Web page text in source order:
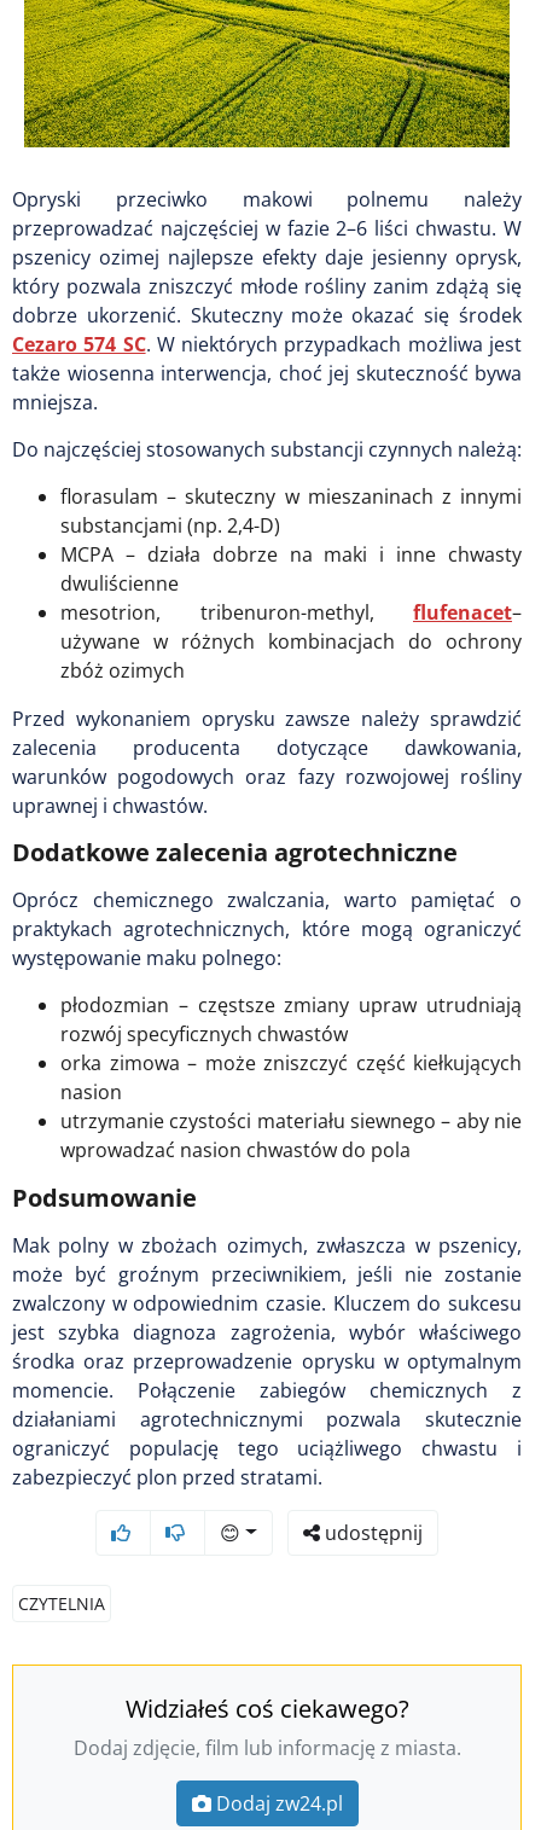
Opryski przeciwko makowi polnemu należy
przeprowadzać najczęściej w fazie 2–6 liści chwastu. W
pszenicy ozimej najlepsze efekty daje jesienny oprysk,
który pozwala zniszczyć młode rośliny zanim zdążą się
dobrze ukorzenić. Skuteczny może okazać się środek
Cezaro 574 SC. W niektórych przypadkach możliwa jest
także wiosenna interwencja, choć jej skuteczność bywa
mniejsza.
Do najczęściej stosowanych substancji czynnych należą:
florasulam – skuteczny w mieszaninach z innymi
substancjami (np. 2,4-D)
MCPA – działa dobrze na maki i inne chwasty
dwuliścienne
mesotrion, tribenuron-methyl, flufenacet–
używane w różnych kombinacjach do ochrony
zbóż ozimych
Przed wykonaniem oprysku zawsze należy sprawdzić
zalecenia producenta dotyczące dawkowania,
warunków pogodowych oraz fazy rozwojowej rośliny
uprawnej i chwastów.
Dodatkowe zalecenia agrotechniczne
Oprócz chemicznego zwalczania, warto pamiętać o
praktykach agrotechnicznych, które mogą ograniczyć
występowanie maku polnego:
płodozmian – częstsze zmiany upraw utrudniają
rozwój specyficznych chwastów
orka zimowa – może zniszczyć część kiełkujących
nasion
utrzymanie czystości materiału siewnego – aby nie
wprowadzać nasion chwastów do pola
Podsumowanie
Mak polny w zbożach ozimych, zwłaszcza w pszenicy,
może być groźnym przeciwnikiem, jeśli nie zostanie
zwalczony w odpowiednim czasie. Kluczem do sukcesu
jest szybka diagnoza zagrożenia, wybór właściwego
środka oraz przeprowadzenie oprysku w optymalnym
momencie. Połączenie zabiegów chemicznych z
działaniami agrotechnicznymi pozwala skutecznie
ograniczyć populację tego uciążliwego chwastu i
zabezpieczyć plon przed stratami.
😊 udostępnij
CZYTELNIA
Widziałeś coś ciekawego?
Dodaj zdjęcie, film lub informację z miasta.
Dodaj zw24.pl